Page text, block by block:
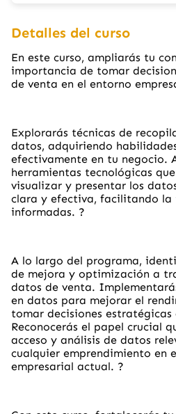
Detalles del curso
En este curso, ampliarás tu
importancia de tomar
de venta en el entorno
Explorarás técnicas de
datos, adquiriendo
efectivamente en tu negocio.
herramientas tecnológicas
visualizar y presentar los
clara y efectiva, facilitando la
informadas. ?
A lo largo del programa,
de mejora y optimización a
datos de venta.
en datos para mejorar el
tomar decisiones estratégicas
Reconocerás el papel crucial
acceso y análisis de datos
cualquier emprendimiento en
empresarial actual. ?